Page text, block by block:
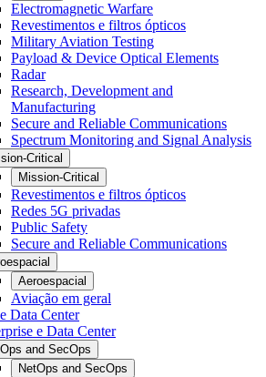
Electromagnetic Warfare
Revestimentos e filtros ópticos
Military Aviation Testing
Payload & Device Optical Elements
Radar
Research, Development and
Manufacturing
Secure and Reliable Communications
Spectrum Monitoring and Signal Analysis
Critical
Mission-Critical
Revestimentos e filtros ópticos
Redes 5G privadas
Public Safety
Secure and Reliable Communications
Aeroespacial
Aviação em geral
Data Center
e Data Center
and SecOps
NetOps and SecOps